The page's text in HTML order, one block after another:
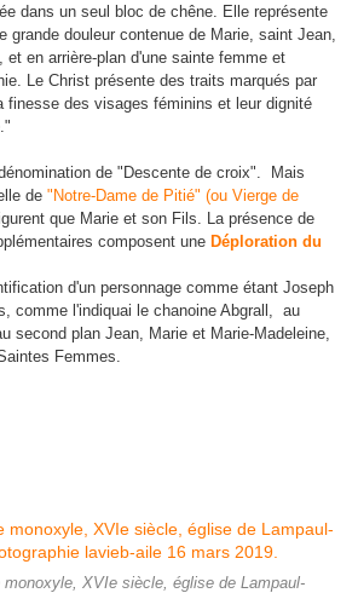
dans un seul bloc de chêne. Elle représente
grande douleur contenue de Marie, saint Jean,
et en arrière-plan d'une sainte femme et
Le Christ présente des traits marqués par
finesse des visages féminins et leur dignité
de "Descente de croix". Mais
de "Notre-Dame de Pitié" (ou Vierge de
que Marie et son Fils. La présence de
composent une Déploration du
d'un personnage comme étant Joseph
comme l'indiquai le chanoine Abgrall, au
second plan Jean, Marie et Marie-Madeleine,
Femmes.
monoxyle, XVIe siècle, église de Lampaul-